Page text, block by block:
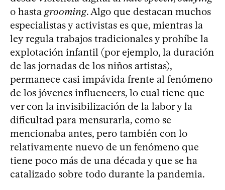
o hasta grooming. Algo que destacan muchos
especialistas y activistas es que, mientras la
ley regula trabajos tradicionales y prohíbe la
explotación infantil (por ejemplo, la duración
de las jornadas de los niños artistas),
permanece casi impávida frente al fenómeno
de los jóvenes influencers, lo cual tiene que
ver con la invisibilización de la labor y la
dificultad para mensurarla, como se
mencionaba antes, pero también con lo
relativamente nuevo de un fenómeno que
tiene poco más de una década y que se ha
catalizado sobre todo durante la pandemia.